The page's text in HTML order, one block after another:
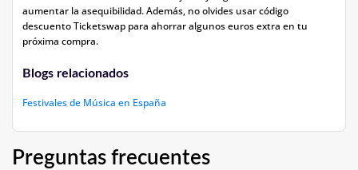
aumentar la asequibilidad. Además, no olvides usarcódigo
descuento Ticketswap para ahorrar algunos euros extra en tu
próxima compra.
Blogs relacionados
Festivales de Música en España
Preguntas frecuentes